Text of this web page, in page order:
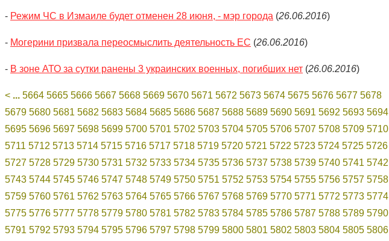
- Режим ЧС в Измаиле будет отменен 28 июня, - мэр города (26.06.2016)
- Могерини призвала переосмыслить деятельность ЕС (26.06.2016)
- В зоне АТО за сутки ранены 3 украинских военных, погибших нет (26.06.2016)
< ... 5664 5665 5666 5667 5668 5669 5670 5671 5672 5673 5674 5675 5676 5677 5678
5679 5680 5681 5682 5683 5684 5685 5686 5687 5688 5689 5690 5691 5692 5693 5694
5695 5696 5697 5698 5699 5700 5701 5702 5703 5704 5705 5706 5707 5708 5709 5710
5711 5712 5713 5714 5715 5716 5717 5718 5719 5720 5721 5722 5723 5724 5725 5726
5727 5728 5729 5730 5731 5732 5733 5734 5735 5736 5737 5738 5739 5740 5741 5742
5743 5744 5745 5746 5747 5748 5749 5750 5751 5752 5753 5754 5755 5756 5757 5758
5759 5760 5761 5762 5763 5764 5765 5766 5767 5768 5769 5770 5771 5772 5773 5774
5775 5776 5777 5778 5779 5780 5781 5782 5783 5784 5785 5786 5787 5788 5789 5790
5791 5792 5793 5794 5795 5796 5797 5798 5799 5800 5801 5802 5803 5804 5805 5806